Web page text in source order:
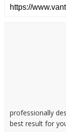
professionally
best result for